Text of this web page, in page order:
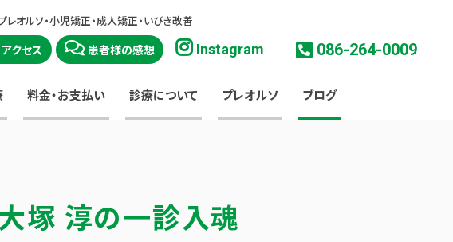
レオルソ・小児矯正・成人矯正・いびき改善
アクセス 患者様の感想 Instagram 086-264-0009
料金・お支払い 診療について プレオルソ ブログ
大塚 淳の一診入魂